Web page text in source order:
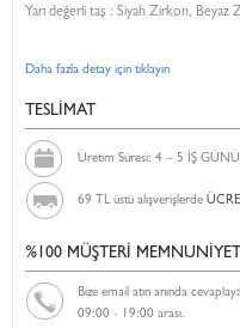
Yarı değerli taş : Siyah Zirkon, Beyaz
Daha fazla detay için tıklayın
TESLİMAT
Üretim Süresi: 4 – 5 İŞ GÜNÜ
69 TL üstü alışverişlerde
%100 MÜŞTERİ
Bize email atın anında
09:00 - 19:00 arası.